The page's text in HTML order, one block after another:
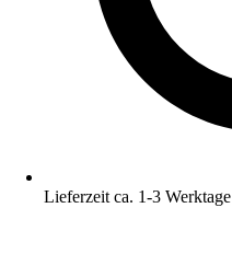
Lieferzeit ca. 1-3 Werktage